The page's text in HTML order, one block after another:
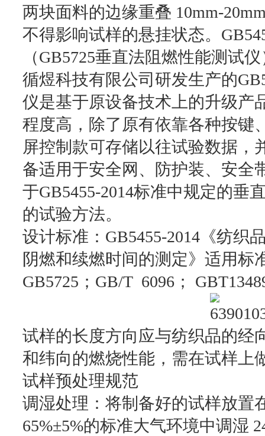
两块面料的边缘重叠 10mm-
不得影响试样的悬挂状态。
（GB5725垂直法阻燃性能测试
循煜科技有限公司研发生产的
仪是基于原设备技术上的升级产
程度高，除了原有依靠各种按键
屏控制款可存储以往试验数据，
备适用于安全网、防护装、安全
于GB5455-2014标准中规定的垂
的试验方法。
设计标准：GB5455-2014《纺织
阴燃和续燃时间的测定》适用标
GB5725；GB/T 6096；
试样的长度方向应与纺织品的经
和纬向的燃烧性能，需在试样上
试样预处理规范
调湿处理：将制备好的试样放
65%±5%的标准大气环境中调湿